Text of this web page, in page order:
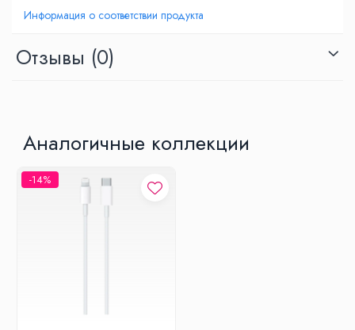
Информация о соответствии продукта
Отзывы (0)
Аналогичные коллекции
-14%